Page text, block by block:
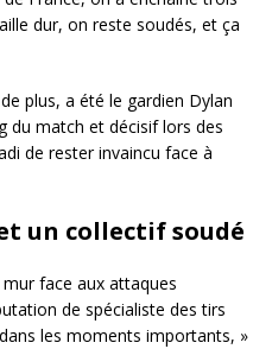
dur, on reste soudés, et ça
plus, a été le gardien Dylan
du match et décisif lors des
de rester invaincu face à
un collectif soudé
face aux attaques
de spécialiste des tirs
les moments importants, »